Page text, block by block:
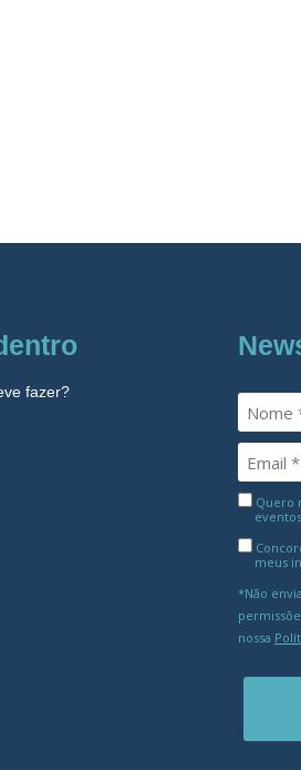
fazer?
Quero
meus
*Não
nossa